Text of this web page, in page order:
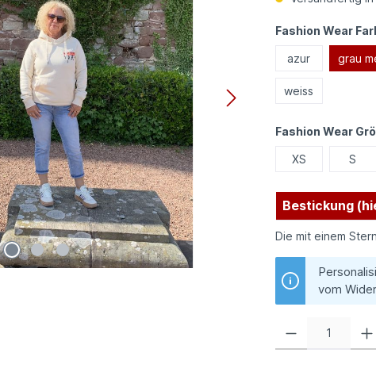
Fashion Wear
azur grau
weiss
Fashion Wear
XS S
Bestickung
Die mit einem
vom